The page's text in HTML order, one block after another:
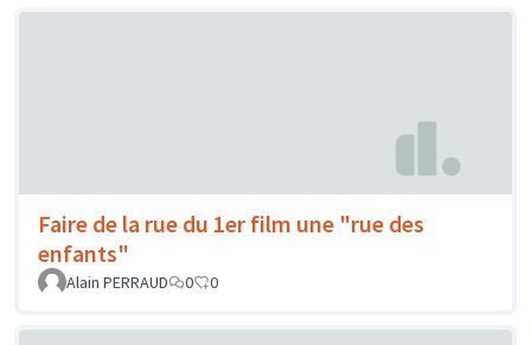
Faire de la rue du 1er film une "rue des
enfants"
Alain PERRAUD 0 0